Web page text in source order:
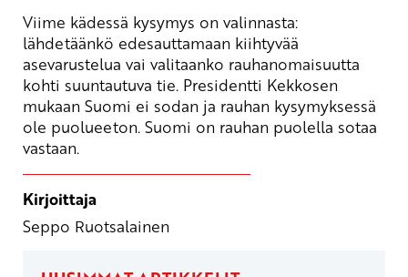
Viime kädessä kysymys on valinnasta:
lähdetäänkö edesauttamaan kiihtyvää
asevarustelua vai valitaanko rauhanomaisuutta
kohti suuntautuva tie. Presidentti Kekkosen
mukaan Suomi ei sodan ja rauhan kysymyksessä
ole puolueeton. Suomi on rauhan puolella sotaa
vastaan.
Kirjoittaja
Seppo Ruotsalainen